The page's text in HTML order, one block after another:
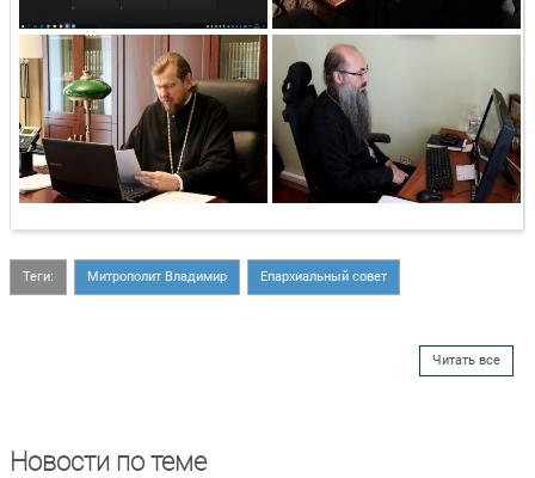
Теги: Митрополит Владимир Епархиальный совет
Читать все
Новости по теме